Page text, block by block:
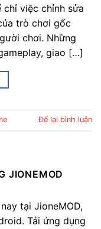
việc chỉnh sửa
trò chơi gốc
chơi. Những
giao […]
Để lại bình luận
JIONEMOD
tại JioneMOD,
Tải ứng dụng